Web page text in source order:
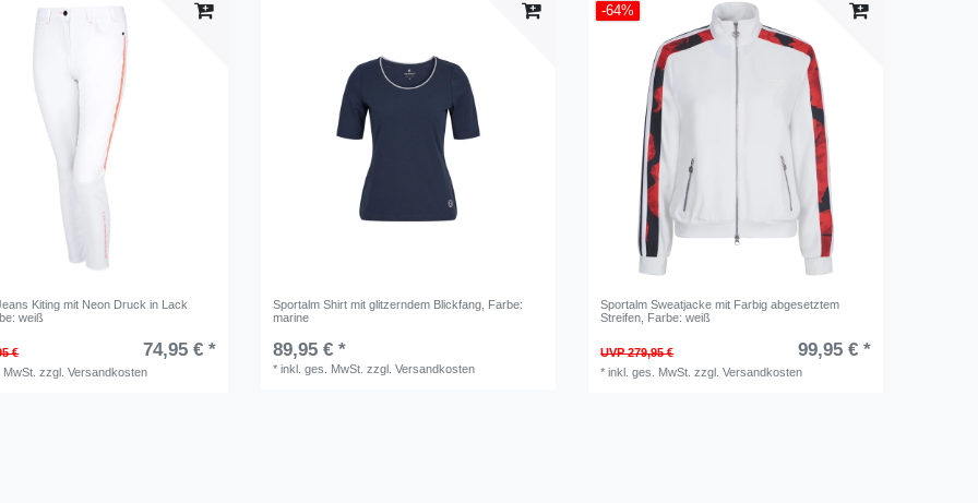
Kiting mit Neon Druck in Lack
weiß
€ 74,95 € *
zzgl.Versandkosten
Sportalm Shirt mit glitzerndem Blickfang , Farbe:
marine
89,95 € *
*inkl. ges. MwSt. zzgl.Versandkosten
-64%
Sportalm Sweatjacke mit Farbig abgesetztem
Streifen , Farbe: weiß
UVP 279,95 € 99,95 € *
*inkl. ges. MwSt. zzgl.Versandkosten